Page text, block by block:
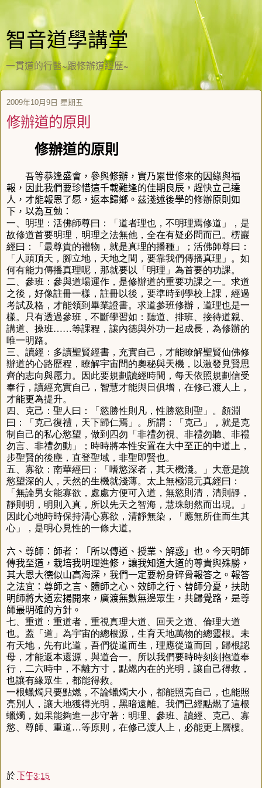
智音道學講堂
一貫道的行醫~跟修辦道經歷~
2009年10月9日 星期五
修辦道的原則
修辦道的原則
吾等恭逢盛會，參與修辦，實乃累世修來的因緣與福
報，因此我們要珍惜這千載難逢的佳期良辰，趕快立己達
人，才能報恩了愿，返本歸鄉。茲淺述後學的修辦原則如
下，以為互勉：
一、明理：活佛師尊曰：「道者理也，不明理焉修道」，是
故修道首要明理，明理之法無他，全在有疑必問而已。楞巖
經曰：「最尊貴的禮物，就是真理的播種」；活佛師尊曰：
「人頭頂天，腳立地，天地之間，要靠我們傳播真理」。如
何有能力傳播真理呢，那就要以「明理」為首要的功課。
二、參班：參與道場運作，是修辦道的重要功課之一。求道
之後，好像註冊一樣，註冊以後，要準時到學校上課，經過
考試及格，才能領到畢業證書。求道參班修辦，道理也是一
樣。只有透過參班，不斷學習如：聽道、排班、接待道親、
講道、操班……等課程，讓內德與外功一起成長，為修辦的
唯一明路。
三、讀經：多讀聖賢經書，充實自己，才能瞭解聖賢仙佛修
辦道的心路歷程，瞭解宇宙間的奧秘與天機，以激發見賢思
齊的志向與愿力。因此要規劃讀經時間，每天依照規劃信受
奉行，讀經充實自己，智慧才能與日俱增，在修己渡人上，
才能更為提升。
四、克己：聖人曰：「慾勝性則凡，性勝慾則聖」。顏淵
曰：「克己復禮，天下歸仁焉」。所謂：「克己」，就是克
制自己的私心慾望，做到四勿「非禮勿視、非禮勿聽、非禮
勿言、非禮勿動」；時時將本性安置在大中至正的中道上，
步聖賢的後塵，直登聖域，非聖即賢也。
五、寡欲：南華經曰：「嗜慾深者，其天機淺。」大意是說
慾望深的人，天然的生機就淺薄。太上無極混元真經曰：
「無論男女能寡欲，處處方便可入道，無慾則清，清則靜，
靜則明，明則入真，所以先天之智海，慧珠朗然而出現。」
因此心地時時保持清心寡欲，清靜無染，「應無所住而生其
心」，是明心見性的一條大道。
六、尊師：師者：「所以傳道、授業、解惑」也。今天明師
傳我至道，栽培我明理進修，讓我知道大道的尊貴與殊勝，
其大恩大德似山高海深，我們一定要粉身碎骨報答之。報答
之法宜：尊師之言、體師之心、效師之行、替師分憂，扶助
明師將大道宏揚開來，廣渡無數無邊眾生，共歸覺路，是尊
師最明確的方針。
七、重道：重道者，重視真理大道、回天之道、倫理大道
也。蓋「道」為宇宙的總根源，生育天地萬物的總靈根。未
有天地，先有此道，吾們從道而生，理應從道而回，歸根認
母，才能返本還源，與道合一。所以我們要時時刻刻抱道奉
行，二六時中，不離方寸，點燃內在的光明，讓自己得救，
也讓有緣眾生，都能得救。
一根蠟燭只要點燃，不論蠟燭大小，都能照亮自己，也能照
亮別人，讓大地獲得光明，黑暗遠離。我們已經點燃了這根
蠟燭，如果能夠進一步守著：明理、參班、讀經、克己、寡
慾、尊師、重道…等原則，在修己渡人上，必能更上層樓。
於 下午3:15